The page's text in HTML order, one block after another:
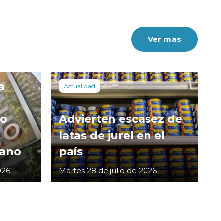
Ver más
Actualidad
Advierten escasez de
latas de jurel en el
país
Martes 28 de julio de 2026